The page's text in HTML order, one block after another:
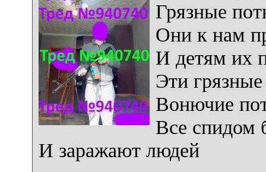
Грязные
Они к нам
И детям их
Эти
Вонючие
Все спидом
И заражают людей